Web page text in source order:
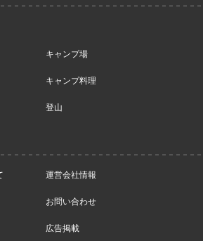
キャンプ場
キャンプ料理
登山
運営会社情報
お問い合わせ
広告掲載